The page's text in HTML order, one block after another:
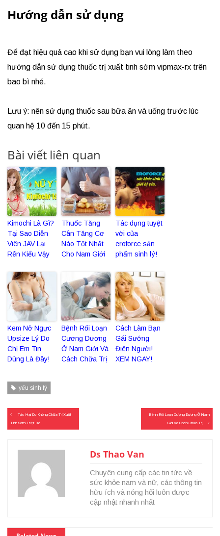
Hướng dẫn sử dụng
Để đạt hiệu quả cao khi sử dụng bạn vui lòng làm theo
hướng dẫn sử dụng thuốc trị xuất tinh sớm vipmax-rx trên
bao bì nhé.
Lưu ý: nên sử dụng thuốc sau bữa ăn và uống trước lúc
quan hệ 10 đến 15 phút.
Bài viết liên quan
Kimochi Là Gì?
Tại Sao Diễn
Viên JAV Lại
Rên Kiểu Vậy
Thuốc Tăng
Cân Tăng Cơ
Nào Tốt Nhất
Cho Nam Giới
Tác dụng tuyệt
vời của
eroforce sản
phẩm sinh lý!
Kem Nở Ngực
Upsize Lý Do
Chị Em Tin
Dùng Là Đây!
Bệnh Rối Loạn
Cương Dương
Ở Nam Giới Và
Cách Chữa Trị
Cách Làm Bạn
Gái Sướng
Điên Người!
XEM NGAY!
yếu sinh lý
Điều
hướng
viết
Tác Hại Do Không Chữa Trị Xuất
Tinh Sớm Triệt Để
Bệnh Rối Loạn Cương Dương Ở Nam
Giới Và Cách Chữa Trị
Ds Thao Van
Chuyên cung cấp các tin tức về
sức khỏe nam và nữ, các thông tin
hữu ích và nóng hổi luôn được
cập nhật nhanh nhất